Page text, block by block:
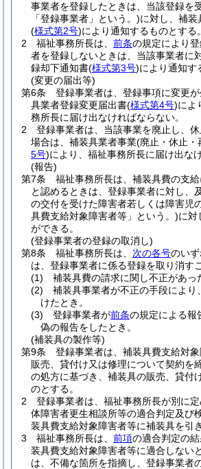
事業者を登録したときは、当該登録を
「登録事業者」という。)に対し、補装
(様式第2号)により通知するものとする。
2
福祉事務所長は、 前条の規定により
者を登録しないときは、当該事業者に
録却下通知書(様式第3号)により通知す
(変更の届出等)
第6条
登録事業者は、登録事項に変更
具業者登録変更届出書(様式第4号)によ
務所長に届け出なければならない。
2
登録事業者は、当該事業を廃止し、
場合は、補装具業者事業(廃止・休止・
5号)により、福祉事務所長に届け出な
(報告)
第7条
福祉事務所長は、補装具費の支
と認めるときは、登録事業者に対し、
の交付を受けた障害者若しくは障害児
具費支給対象障害者等」という。)に対
ができる。
(登録事業者の登録の取消し)
第8条
福祉事務所長は、 次の各号のい
は、登録事業者に係る登録を取り消す
(1)
補装具費の請求に関し不正があっ
(2)
補装具事業者が不正の手段により、
けたとき。
(3)
登録事業者が前条の規定による報
偽の報告をしたとき。
(補装具の製作等)
第9条
登録事業者は、補装具費支給対
販売、貸付け又は修理について契約を
の処方に基づき、補装具の販売、貸付
のとする。
2
登録事業者は、福祉事務所長が別に
体障害者更生相談所等の適合判定及び
装具費支給対象障害者等に補装具を引
3
福祉事務所長は、 前項の適合判定の
装具費支給対象障害者等に適合しない
は、不備な箇所を指摘し、登録事業者